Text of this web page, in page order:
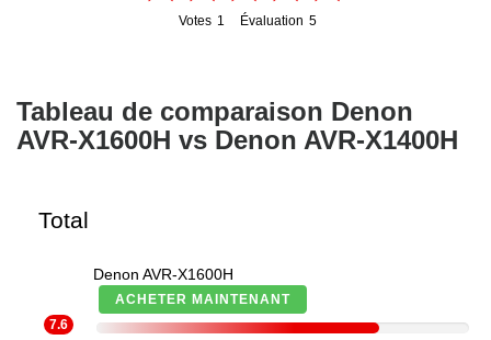
Votes 1
Évaluation 5
Tableau de comparaison Denon
AVR-X1600H vs Denon AVR-X1400H
Total
Denon AVR-X1600H
ACHETER MAINTENANT
7.6